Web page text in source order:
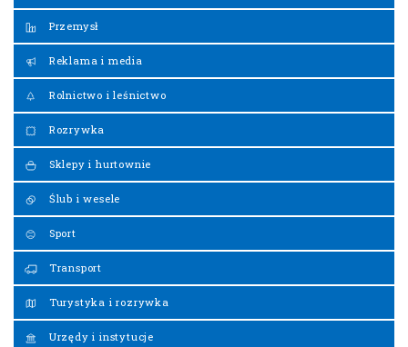
Przemysł
Reklama i media
Rolnictwo i leśnictwo
Rozrywka
Sklepy i hurtownie
Ślub i wesele
Sport
Transport
Turystyka i rozrywka
Urzędy i instytucje